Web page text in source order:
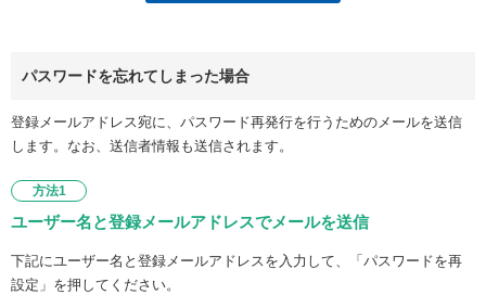
パスワードを忘れてしまった場合
登録メールアドレス宛に、パスワード再発行を行うためのメールを送信
します。なお、送信者情報も送信されます。
方法1
ユーザー名と登録メールアドレスでメールを送信
下記にユーザー名と登録メールアドレスを入力して、「パスワードを再
設定」を押してください。